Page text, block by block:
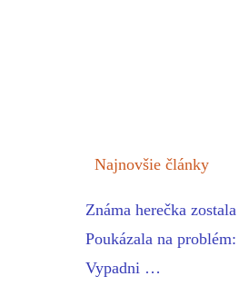
Najnovšie články
Známa herečka
Poukázala na
Vypadni …